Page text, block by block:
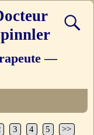
—
3 4 5 >>